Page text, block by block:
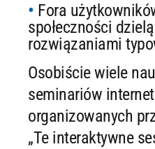
Fora
społeczności
rozwiązaniami
Osobiście wiele
seminariów
organizowanych
„Te interaktywne